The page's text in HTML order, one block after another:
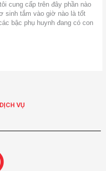
cung cấp trên đây phần nào
sinh tắm vào giờ nào là tốt
bậc phụ huynh đang có con
VỤ